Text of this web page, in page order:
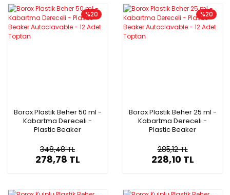
%20
Borox Plastik Beher 50 ml -
Kabartma Dereceli -
Plastic Beaker
Toptan
348,48 TL
278,78 TL
%20
Borox Plastik Beher 25 ml -
Kabartma Dereceli -
Plastic Beaker
Toptan
285,12 TL
228,10 TL